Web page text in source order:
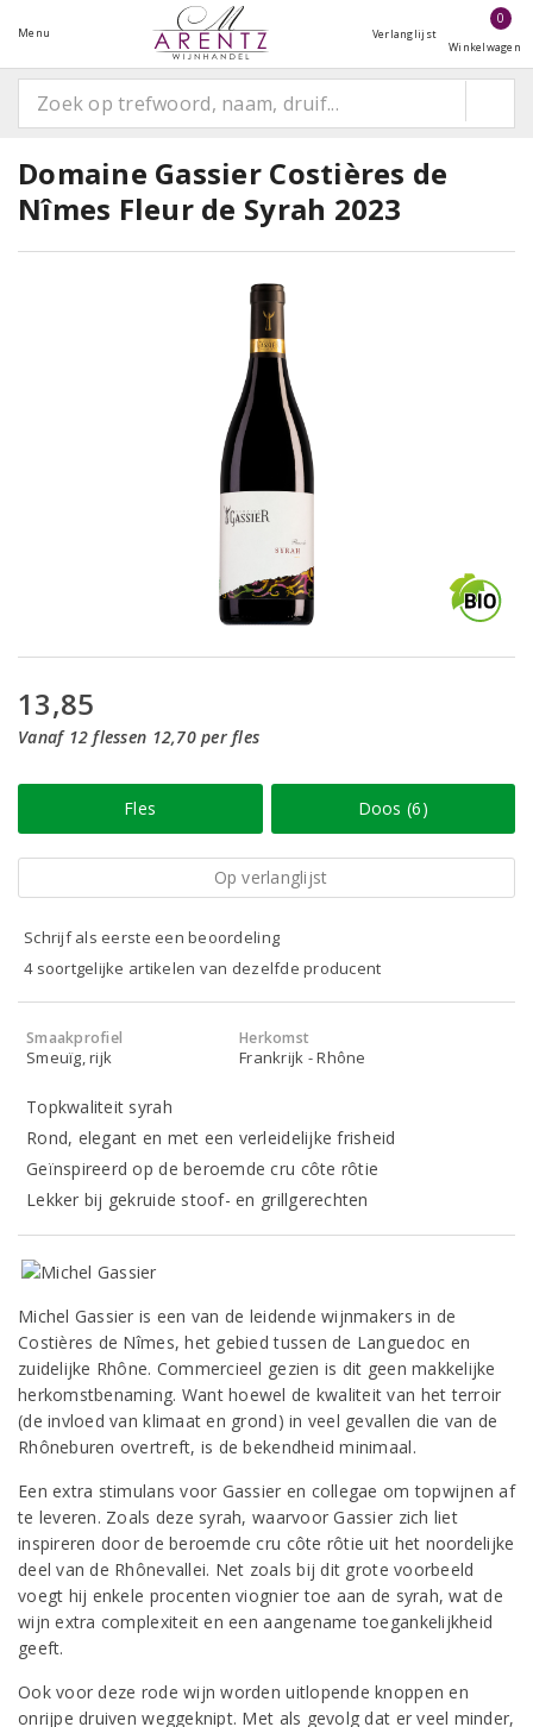
Menu Verlanglijst
0
Winkelwagen
Domaine Gassier Costières de
Nîmes Fleur de Syrah 2023
13,85
Vanaf 12 flessen 12,70 per fles
Fles Doos (6)
Op verlanglijst
Schrijf als eerste een beoordeling
4 soortgelijke artikelen van dezelfde producent
Smaakprofiel
Smeuïg, rijk
Herkomst
Frankrijk - Rhône
Topkwaliteit syrah
Rond, elegant en met een verleidelijke frisheid
Geïnspireerd op de beroemde cru côte rôtie
Lekker bij gekruide stoof- en grillgerechten
Michel Gassier is een van de leidende wijnmakers in de
Costières de Nîmes, het gebied tussen de Languedoc en
zuidelijke Rhône. Commercieel gezien is dit geen makkelijke
herkomstbenaming. Want hoewel de kwaliteit van het terroir
(de invloed van klimaat en grond) in veel gevallen die van de
Rhôneburen overtreft, is de bekendheid minimaal.
Een extra stimulans voor Gassier en collegae om topwijnen af
te leveren. Zoals deze syrah, waarvoor Gassier zich liet
inspireren door de beroemde cru côte rôtie uit het noordelijke
deel van de Rhônevallei. Net zoals bij dit grote voorbeeld
voegt hij enkele procenten viognier toe aan de syrah, wat de
wijn extra complexiteit en een aangename toegankelijkheid
geeft.
Ook voor deze rode wijn worden uitlopende knoppen en
onrijpe druiven weggeknipt. Met als gevolg dat er veel minder,